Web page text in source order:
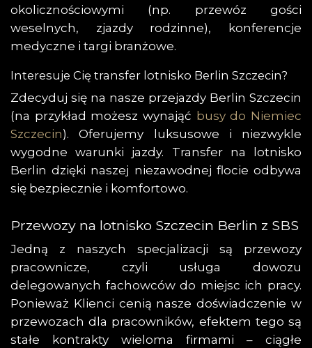
okolicznościowymi (np. przewóz gości
weselnych, zjazdy rodzinne), konferencje
medyczne i targi branżowe.
Interesuje Cię transfer lotnisko Berlin Szczecin?
Zdecyduj się na nasze przejazdy Berlin Szczecin
(na przykład możesz wynająć busy do Niemiec
Szczecin). Oferujemy luksusowe i niezwykle
wygodne warunki jazdy. Transfer na lotnisko
Berlin dzięki naszej niezawodnej flocie odbywa
się bezpiecznie i komfortowo.
Przewozy na lotnisko Szczecin Berlin z SBS
Jedną z naszych specjalizacji są przewozy
pracownicze, czyli usługa dowozu
delegowanych fachowców do miejsc ich pracy.
Ponieważ Klienci cenią nasze doświadczenie w
przewozach dla pracowników, efektem tego są
stałe kontrakty wieloma firmami – ciągłe